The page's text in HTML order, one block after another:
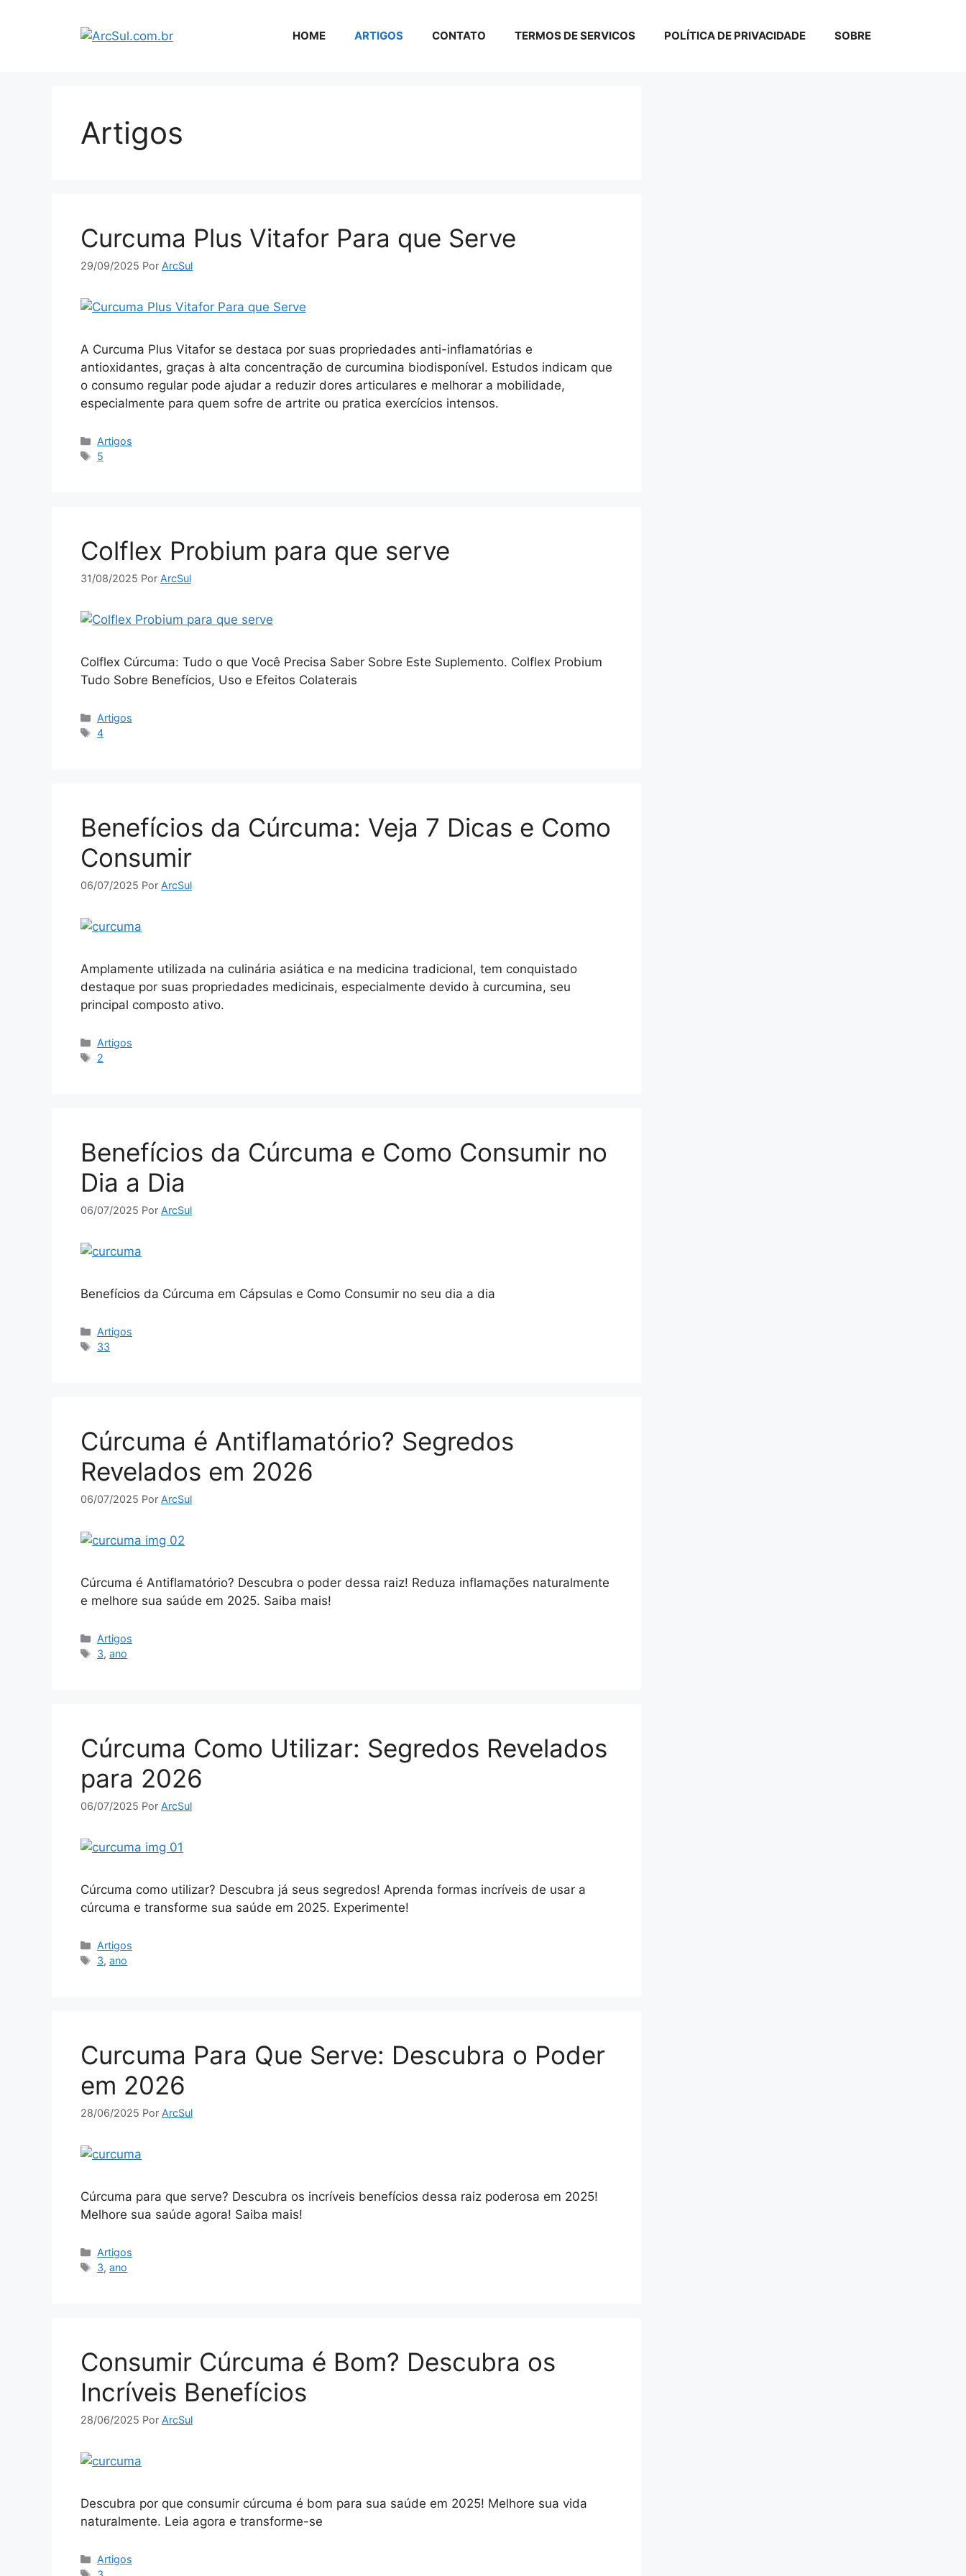
HOME ARTIGOS CONTATO TERMOS DE SERVICOS POLÍTICA DE PRIVACIDADE SOBRE
Artigos
Curcuma Plus Vitafor Para que Serve
29/09/2025 Por ArcSul
A Curcuma Plus Vitafor se destaca por suas propriedades anti-inflamatórias e
antioxidantes, graças à alta concentração de curcumina biodisponível. Estudos indicam que
o consumo regular pode ajudar a reduzir dores articulares e melhorar a mobilidade,
especialmente para quem sofre de artrite ou pratica exercícios intensos.
Categorias
Artigos
Tags
5
Colflex Probium para que serve
31/08/2025 Por ArcSul
Colflex Cúrcuma: Tudo o que Você Precisa Saber Sobre Este Suplemento. Colflex Probium
Tudo Sobre Benefícios, Uso e Efeitos Colaterais
Categorias
Artigos
Tags
4
Benefícios da Cúrcuma: Veja 7 Dicas e Como
Consumir
06/07/2025 Por ArcSul
Amplamente utilizada na culinária asiática e na medicina tradicional, tem conquistado
destaque por suas propriedades medicinais, especialmente devido à curcumina, seu
principal composto ativo.
Categorias
Artigos
Tags
2
Benefícios da Cúrcuma e Como Consumir no
Dia a Dia
06/07/2025 Por ArcSul
Benefícios da Cúrcuma em Cápsulas e Como Consumir no seu dia a dia
Categorias
Artigos
Tags
33
Cúrcuma é Antiflamatório? Segredos
Revelados em 2026
06/07/2025 Por ArcSul
Cúrcuma é Antiflamatório? Descubra o poder dessa raiz! Reduza inflamações naturalmente
e melhore sua saúde em 2025. Saiba mais!
Categorias
Artigos
Tags
3,ano
Cúrcuma Como Utilizar: Segredos Revelados
para 2026
06/07/2025 Por ArcSul
Cúrcuma como utilizar? Descubra já seus segredos! Aprenda formas incríveis de usar a
cúrcuma e transforme sua saúde em 2025. Experimente!
Categorias
Artigos
Tags
3,ano
Curcuma Para Que Serve: Descubra o Poder
em 2026
28/06/2025 Por ArcSul
Cúrcuma para que serve? Descubra os incríveis benefícios dessa raiz poderosa em 2025!
Melhore sua saúde agora! Saiba mais!
Categorias
Artigos
Tags
3,ano
Consumir Cúrcuma é Bom? Descubra os
Incríveis Benefícios
28/06/2025 Por ArcSul
Descubra por que consumir cúrcuma é bom para sua saúde em 2025! Melhore sua vida
naturalmente. Leia agora e transforme-se
Categorias
Artigos
Tags